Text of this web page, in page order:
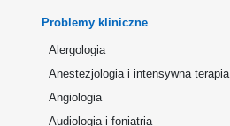
Problemy kliniczne
Alergologia
Anestezjologia i intensywna terapia
Angiologia
Audiologia i foniatria